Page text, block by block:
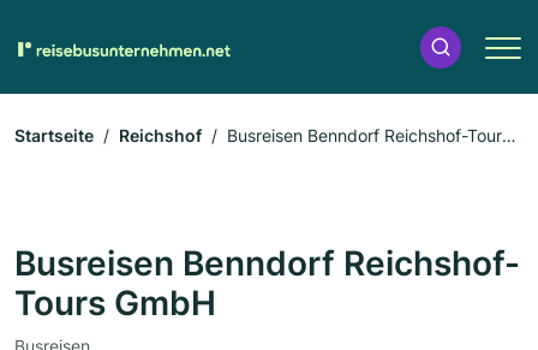
Startseite Reichshof
Busreisen Benndorf Reichshof-Tours
Busreisen Benndorf Reichshof-
Tours GmbH